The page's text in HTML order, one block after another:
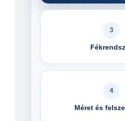
3
4
Méret és